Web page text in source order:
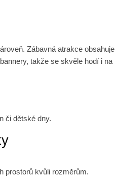
Zábavná atrakce
takže se skvěle hodí i
či dětské dny.
prostorů kvůli rozměrům.